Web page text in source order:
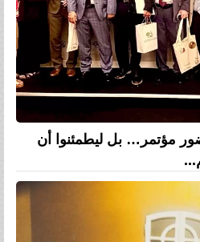
مؤتمر… بل ليطمئنوا أن